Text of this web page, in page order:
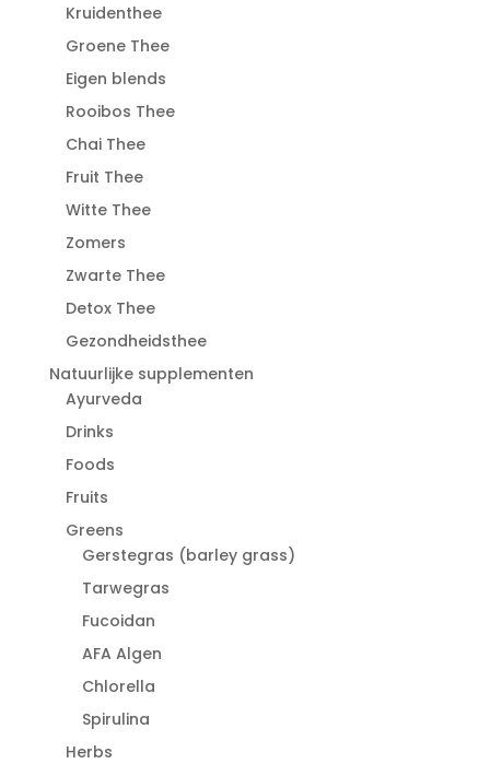
Kruidenthee
Groene Thee
Eigen blends
Rooibos Thee
Chai Thee
Fruit Thee
Witte Thee
Zomers
Zwarte Thee
Detox Thee
Gezondheidsthee
Natuurlijke supplementen
Ayurveda
Drinks
Foods
Fruits
Greens
Gerstegras (barley grass)
Tarwegras
Fucoidan
AFA Algen
Chlorella
Spirulina
Herbs